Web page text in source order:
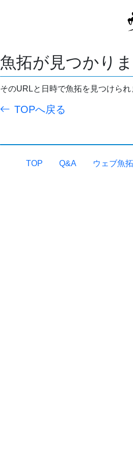
魚拓が見つかりま
そのURLと日時で魚拓を見つけられ
TOPへ戻る
TOP Q&A ウェブ魚